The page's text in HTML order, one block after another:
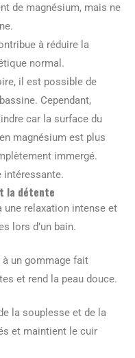
de magnésium, mais ne
à réduire la
normal.
il est possible de
Cependant,
car la surface du
magnésium est plus
immergé.
intéressante.
la détente
une relaxation intense et
lors d’un bain.
à un gommage fait
et rend la peau douce.
la souplesse et de la
et maintient le cuir